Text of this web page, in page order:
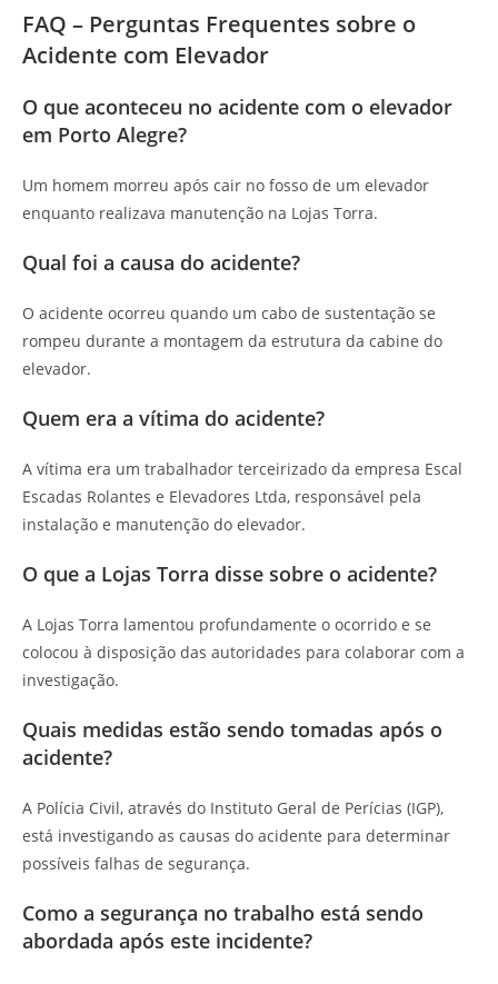
FAQ – Perguntas Frequentes sobre o
Acidente com Elevador
O que aconteceu no acidente com o elevador
em Porto Alegre?
Um homem morreu após cair no fosso de um elevador
enquanto realizava manutenção na Lojas Torra.
Qual foi a causa do acidente?
O acidente ocorreu quando um cabo de sustentação se
rompeu durante a montagem da estrutura da cabine do
elevador.
Quem era a vítima do acidente?
A vítima era um trabalhador terceirizado da empresa Escal
Escadas Rolantes e Elevadores Ltda, responsável pela
instalação e manutenção do elevador.
O que a Lojas Torra disse sobre o acidente?
A Lojas Torra lamentou profundamente o ocorrido e se
colocou à disposição das autoridades para colaborar com a
investigação.
Quais medidas estão sendo tomadas após o
acidente?
A Polícia Civil, através do Instituto Geral de Perícias (IGP),
está investigando as causas do acidente para determinar
possíveis falhas de segurança.
Como a segurança no trabalho está sendo
abordada após este incidente?